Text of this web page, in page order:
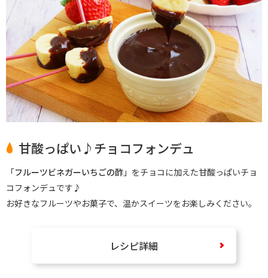
甘酸っぱい♪チョコフォンデュ
「フルーツビネガーいちごの酢 」をチョコに加えた甘酸っぱいチョ
コフォンデュです♪
お好きなフルーツやお菓子で、温かスイーツをお楽しみください。
レシピ詳細